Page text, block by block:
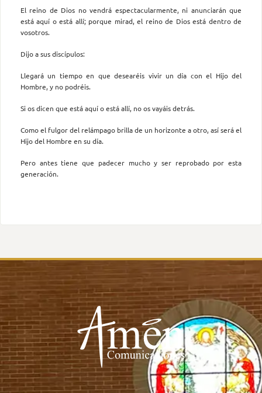
El reino de Dios no vendrá espectacularmente, ni anunciarán que
está aquí o está allí; porque mirad, el reino de Dios está dentro de
vosotros.
Dijo a sus discípulos:
Llegará un tiempo en que desearéis vivir un día con el Hijo del
Hombre, y no podréis.
Si os dicen que está aquí o está allí, no os vayáis detrás.
Como el fulgor del relámpago brilla de un horizonte a otro, así será el
Hijo del Hombre en su día.
Pero antes tiene que padecer mucho y ser reprobado por esta
generación.